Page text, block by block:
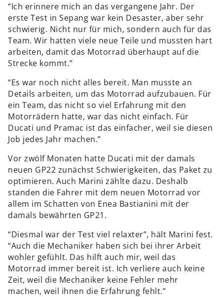
“Ich erinnere mich an das vergangene Jahr. Der
erste Test in Sepang war kein Desaster, aber sehr
schwierig. Nicht nur für mich, sondern auch für das
Team. Wir hatten viele neue Teile und mussten hart
arbeiten, damit das Motorrad überhaupt auf die
Strecke kommt.”
“Es war noch nicht alles bereit. Man musste an
Details arbeiten, um das Motorrad aufzubauen. Für
ein Team, das nicht so viel Erfahrung mit den
Motorrädern hatte, war das nicht einfach. Für
Ducati und Pramac ist das einfacher, weil sie diesen
Job jedes Jahr machen.”
Vor zwölf Monaten hatte Ducati mit der damals
neuen GP22 zunächst Schwierigkeiten, das Paket zu
optimieren. Auch Marini zählte dazu. Deshalb
standen die Fahrer mit dem neuen Motorrad vor
allem im Schatten von Enea Bastianini mit der
damals bewährten GP21.
“Diesmal war der Test viel relaxter”, hält Marini fest.
“Auch die Mechaniker haben sich bei ihrer Arbeit
wohler gefühlt. Das hilft auch mir, weil das
Motorrad immer bereit ist. Ich verliere auch keine
Zeit, weil die Mechaniker keine Fehler mehr
machen, weil ihnen die Erfahrung fehlt.”